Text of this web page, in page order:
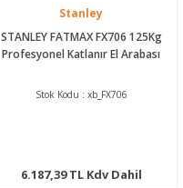
Stanley
STANLEY FATMAX FX706 125Kg
Profesyonel Katlanır El Arabası
Stok Kodu : xb_FX706
6.187,39 TL Kdv Dahil